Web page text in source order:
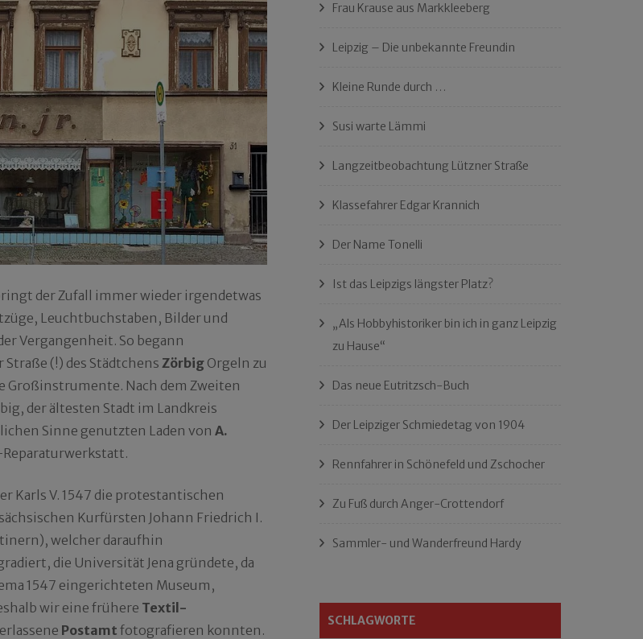
der Zufall immer wieder irgendetwas
Leuchtbuchstaben, Bilder und
Vergangenheit. So begann
Straße (!) des Städtchens Zörbig Orgeln zu
Großinstrumente. Nach dem Zweiten
der ältesten Stadt im Landkreis
Sinne genutzten Laden von A.
Karls V. 1547 die protestantischen
Kurfürsten Johann Friedrich I.
welcher daraufhin
die Universität Jena gründete, da
1547 eingerichteten Museum,
wir eine frühere Textil-
Postamt fotografieren konnten.
Frau Krause aus Markkleeberg
Leipzig – Die unbekannte Freundin
Kleine Runde durch …
Susi warte Lämmi
Langzeitbeobachtung Lützner Straße
Klassefahrer Edgar Krannich
Der Name Tonelli
Ist das Leipzigs längster Platz?
„Als Hobbyhistoriker bin ich in ganz Leipzig
zu Hause“
Das neue Eutritzsch-Buch
Der Leipziger Schmiedetag von 1904
Rennfahrer in Schönefeld und Zschocher
Zu Fuß durch Anger-Crottendorf
Sammler- und Wanderfreund Hardy
SCHLAGWORTE